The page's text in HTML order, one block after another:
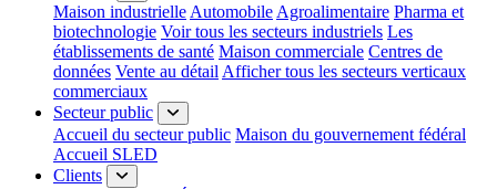
Maison industrielle Automobile Agroalimentaire Pharma et
biotechnologie Voir tous les secteurs industriels Les
établissements de santé Maison commerciale Centres de
données Vente au détail Afficher tous les secteurs verticaux
commerciaux
Secteur public
Accueil du secteur public Maison du gouvernement fédéral
Accueil SLED
Clients